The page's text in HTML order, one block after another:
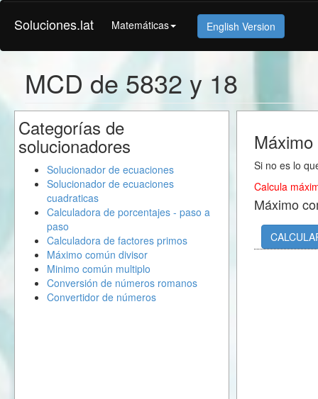
Soluciones.lat Matemáticas English Version
MCD de 5832 y 18
Si no es lo
Calcula
Máximo
Categorías de
solucionadores
Solucionador de ecuaciones
Solucionador de ecuaciones
cuadraticas
Calculadora de porcentajes - paso a
paso
Calculadora de factores primos
Máximo común divisor
Minimo común multiplo
Conversión de números romanos
Convertidor de números